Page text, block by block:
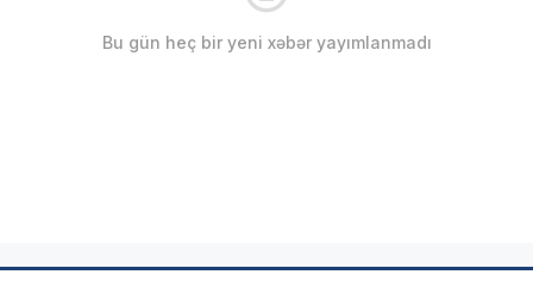
Bu gün heç bir yeni xəbər yayımlanmadı